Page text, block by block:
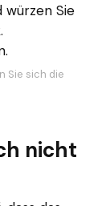
würzen Sie
Sie sich die
nicht